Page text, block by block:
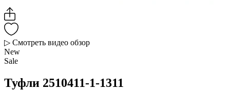
▷ Смотреть видео обзор
New
Sale
Туфли 2510411-1-1311